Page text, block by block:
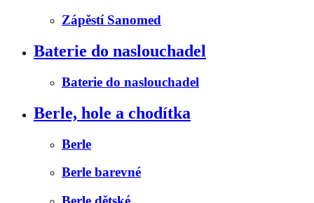
Zápěstí Sanomed
Baterie do naslouchadel
Baterie do naslouchadel
Berle, hole a chodítka
Berle
Berle barevné